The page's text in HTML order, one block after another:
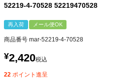
52219-4-70528 52219470528
再入荷 メール便OK
商品番号 mar-52219-4-70528
¥2,420税込
22 ポイント進呈